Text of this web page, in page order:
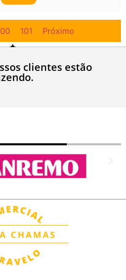
101 Próximo
clientes estão